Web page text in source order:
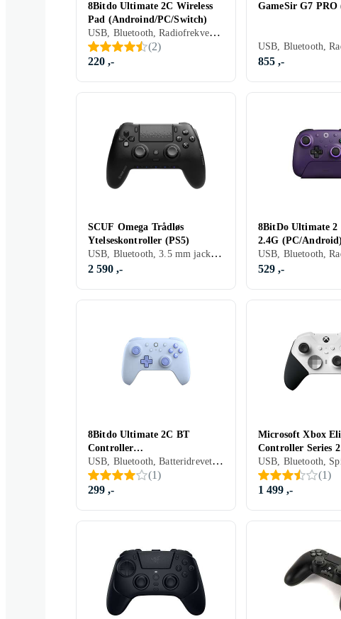
8Bitdo Ultimate 2C Wireless
Pad (Androind/PC/Switch)
USB, Bluetooth, Radiofrekvens (RF), Batteridrevet, PC, Mobil, Nintendo Switch, Nintendo Switch 2, Programmerbar, Vibrasjonsfunksjon, Rörelsestyrning, Programmerbare knapper, Mottaker inkludert
(2)
220 ,-
GameSir G7 PRO
855 ,-
SCUF Omega Trådløs
Ytelseskontroller (PS5)
USB, Bluetooth, 3.5 mm jack (Audio), Batteridrevet, PC, PS5, Programmerbar, Ergonomisk grep
2 590 ,-
8BitDo Ultimate 2
2.4G (PC/Android)
529 ,-
8Bitdo Ultimate 2C BT
Controller
(Android/PC/Switch)
USB, Bluetooth, Batteridrevet, PC, Mobil, Nintendo Switch, Nintendo Switch 2, Programmerbar, Vibrasjonsfunksjon, Rörelsestyrning, Programmerbare knapper
(1)
299 ,-
Microsoft Xbox
Controller Series
One/PC)
(1)
1 499 ,-